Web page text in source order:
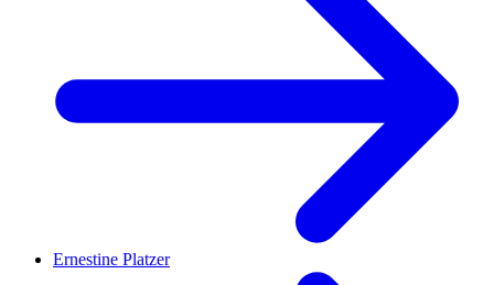
Ernestine Platzer